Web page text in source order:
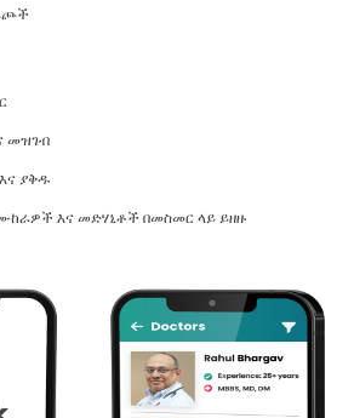
መዝገብ
ያቅዱ
እና መድሃኒቶች በመስመር ላይ ይዘዙ